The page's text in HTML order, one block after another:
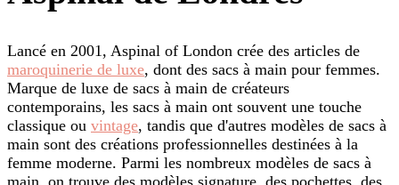
Lancé en 2001, Aspinal of London crée des articles de
maroquinerie de luxe, dont des sacs à main pour femmes.
Marque de luxe de sacs à main de créateurs
contemporains, les sacs à main ont souvent une touche
classique ou vintage, tandis que d'autres modèles de sacs à
main sont des créations professionnelles destinées à la
femme moderne. Parmi les nombreux modèles de sacs à
main, on trouve des modèles signature, des pochettes, des